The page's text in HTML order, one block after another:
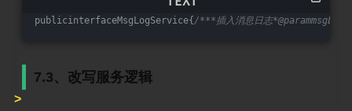
publicinterfaceMsgLogService{ /***插入消息日志
7.3、改写服务逻辑